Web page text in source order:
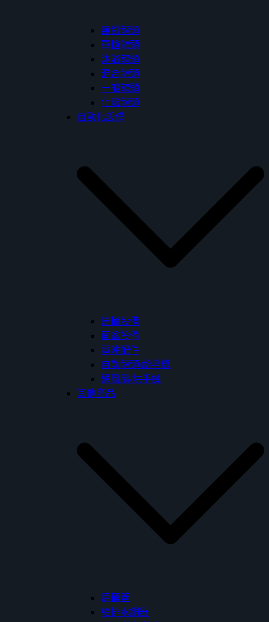
無鉛龍頭
單槍龍頭
沐浴龍頭
混合龍頭
一般龍頭
化驗龍頭
自動化設備
馬桶設備
面盆設備
電沖配件
自動龍頭/給皂機
通風扇/烘手機
其他產品
馬桶蓋
給排水銅器